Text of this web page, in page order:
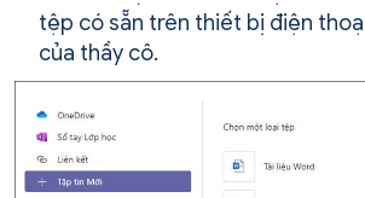
tệp có sẵn trên thiết bị điện
của thầy cô.